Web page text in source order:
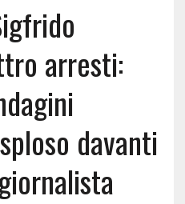
arresti:
davanti